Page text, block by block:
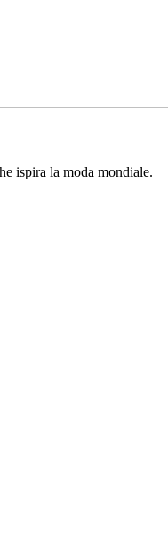
ispira la moda mondiale.